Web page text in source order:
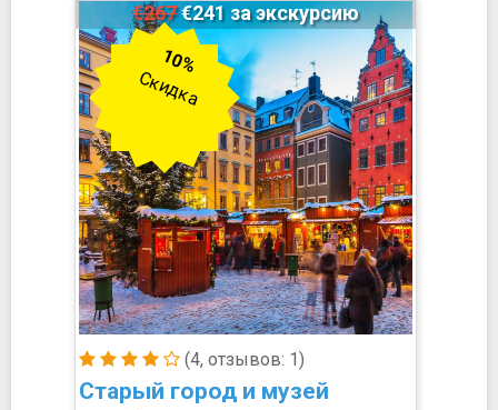
(4, отзывов: 1)
Старый город и музей
€267€241 за экскурсию
10%
Скидка